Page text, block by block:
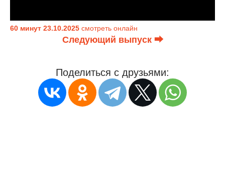
60 минут 23.10.2025 смотреть онлайн
Следующий выпуск ⮕
Поделиться с друзьями: